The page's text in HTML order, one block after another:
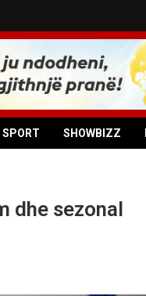
SPORT SHOWBIZZ
dhe sezonal